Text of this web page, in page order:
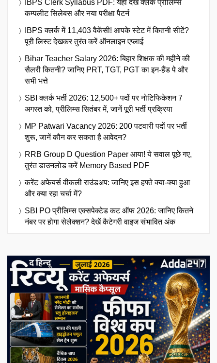
IBPS Clerk Syllabus PDF: यहाँ देखें क्लर्क प्रीलिम्स
कम्पलीट सिलेबस और नया परीक्षा पैटर्न
IBPS क्लर्क में 11,403 वैकेंसी! आपके स्टेट में कितनी सीटें?
पूरी लिस्ट देखकर तुरंत करें ऑनलाइन एप्लाई
Bihar Teacher Salary 2026: बिहार शिक्षक की महीने की
सैलरी कितनी? जानिए PRT, TGT, PGT का इन-हैंड पे और
सभी भत्ते
SBI क्लर्क भर्ती 2026: 12,500+ पदों पर नोटिफिकेशन 7
अगस्त को, प्रीलिम्स सितंबर में, जानें पूरी भर्ती प्रक्रिया
MP Patwari Vacancy 2026: 200 पटवारी पदों पर भर्ती
शुरू, जानें कौन कर सकता है आवेदन?
RRB Group D Question Paper आया! ये सवाल पूछे गए,
तुरंत डाउनलोड करें Memory Based PDF
करेंट अफेयर्स वीकली राउंडअप: जानिए इस हफ्ते क्या-क्या हुआ
और क्या रहा चर्चा में?
SBI PO प्रीलिम्स एक्सपेक्टेड कट ऑफ 2026: जानिए कितने
नंबर पर होगा सेलेक्शन? देखें कैटेगरी वाइज संभावित अंक